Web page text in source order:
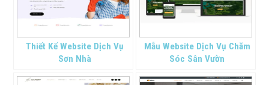
Thiết Kế Website Dịch Vụ
Sơn Nhà
Mẫu Website Dịch Vụ Chăm
Sóc Sân Vườn